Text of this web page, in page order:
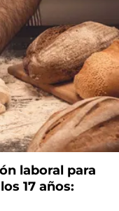
laboral para
17 años: